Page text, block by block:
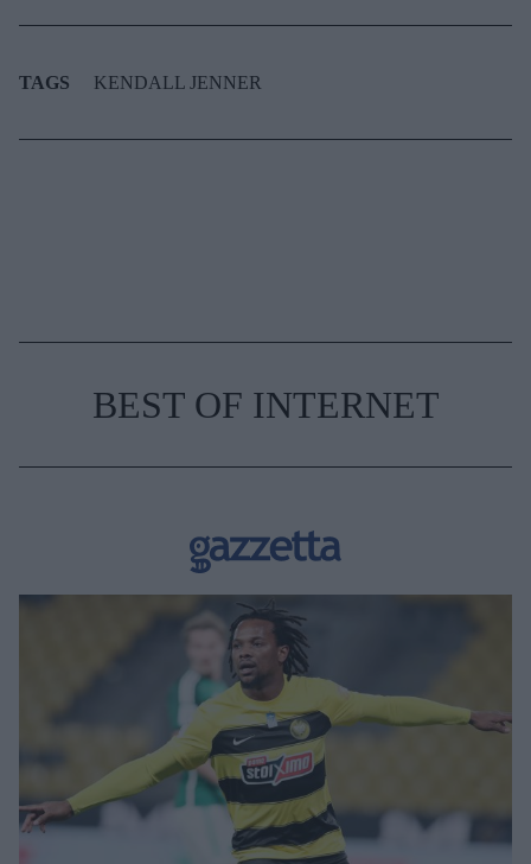
TAGS KENDALL JENNER
BEST OF INTERNET